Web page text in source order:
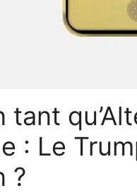
tant
: Le
?